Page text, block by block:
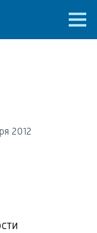
2012